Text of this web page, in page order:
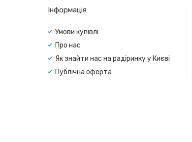
Інформація
Умови купівлі
Про нас
Як знайти нас на радіринку у Києві
Публічна оферта